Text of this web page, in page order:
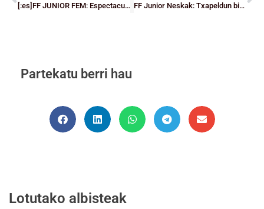
[:es]FF JUNIOR FEM: Espectacular partido que se apunta Loiola (78-77) FF Junior Neskak: Txapeldun bihurtu zuen Tabirako Gernikaren aurka Loiolak lortutako garaipena (56-54)
Partekatu berri hau
Lotutako albisteak